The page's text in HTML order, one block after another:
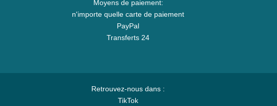
Moyens de paiement:
n'importe quelle carte de paiement
PayPal
Transferts 24
Retrouvez-nous dans :
TikTok